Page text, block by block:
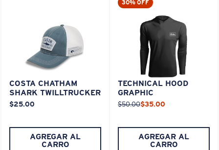
COSTA CHATHAM
SHARK TWILLTRUCKER
$25.00
AGREGAR AL
CARRO
30% OFF
TECHNICAL HOOD
GRAPHIC
$50.00$35.00
AGREGAR AL
CARRO